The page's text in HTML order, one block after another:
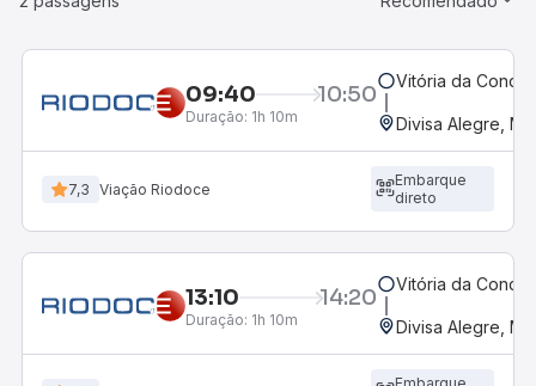
09:40 10:50
Duração: 1h 10m
Vitória da
Divisa Alegre,
7,3 Viação Riodoce
Embarque
direto
13:10 14:20
Duração: 1h 10m
Vitória da
Divisa Alegre,